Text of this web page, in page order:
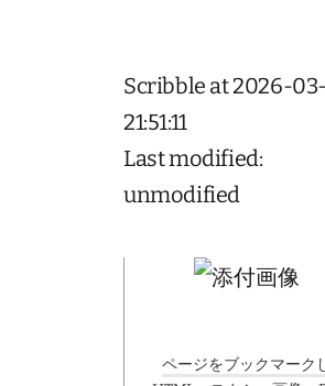
Scribble at 2026-
21:51:11
Last modified:
unmodified
ページをブックマーク